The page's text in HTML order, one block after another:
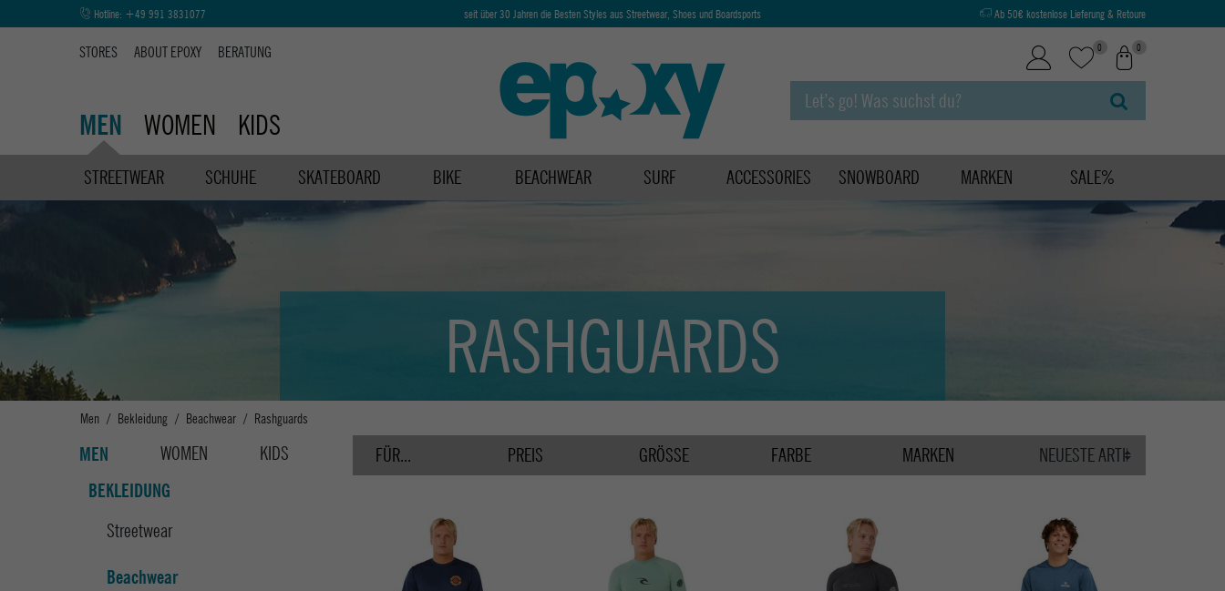
Hotline: +49 991 3831077 seit über 30 Jahren die Besten Styles aus Streetwear, Shoes und Boardsports Ab 50€ kostenlose Lieferung & Retoure
STORES ABOUT EPOXY BERATUNG
MEN WOMEN KIDS
0 0
STREETWEAR SCHUHE SKATEBOARD BIKE BEACHWEAR SURF ACCESSORIES SNOWBOARD MARKEN SALE%
RASHGUARDS
Men Bekleidung Beachwear Rashguards
MEN WOMEN KIDS
BEKLEIDUNG
Streetwear
Beachwear
FÜR... PREIS GRÖSSE FARBE MARKEN